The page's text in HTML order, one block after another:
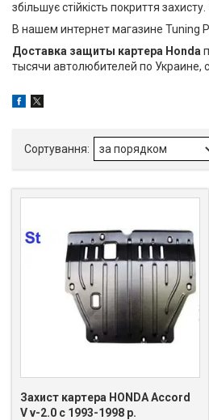
збільшує стійкість покриття захисту.
В нашем интернет магазине Tuning
Доставка защиты картера Honda
тысячи автолюбителей по Украине,
Захист картера HONDA Accord
V v-2.0 c 1993-1998 р.